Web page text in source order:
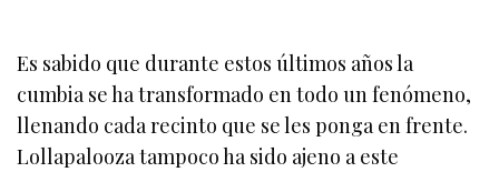
Es sabido que durante estos últimos años la
cumbia se ha transformado en todo un fenómeno,
llenando cada recinto que se les ponga en frente.
Lollapalooza tampoco ha sido ajeno a este